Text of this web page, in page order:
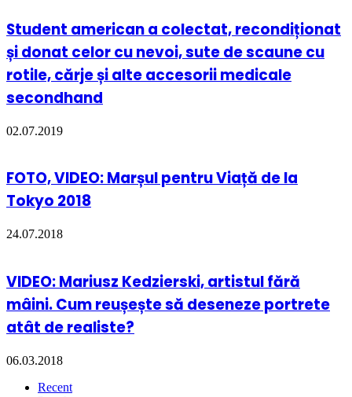
Student american a colectat, recondiționat
și donat celor cu nevoi, sute de scaune cu
rotile, cărje și alte accesorii medicale
secondhand
02.07.2019
FOTO, VIDEO: Marșul pentru Viață de la
Tokyo 2018
24.07.2018
VIDEO: Mariusz Kedzierski, artistul fără
mâini. Cum reușește să deseneze portrete
atât de realiste?
06.03.2018
Recent